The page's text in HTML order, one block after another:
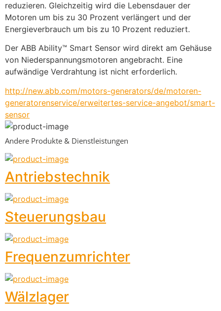
reduzieren. Gleichzeitig wird die Lebensdauer der
Motoren um bis zu 30 Prozent verlängert und der
Energieverbrauch um bis zu 10 Prozent reduziert.
Der ABB Ability™ Smart Sensor wird direkt am Gehäuse
von Niederspannungsmotoren angebracht. Eine
aufwändige Verdrahtung ist nicht erforderlich.
http://new.abb.com/motors-generators/de/motoren-
generatorenservice/erweitertes-service-angebot/smart-
sensor
Andere Produkte & Dienstleistungen
Antriebstechnik
Steuerungsbau
Frequenzumrichter
Wälzlager